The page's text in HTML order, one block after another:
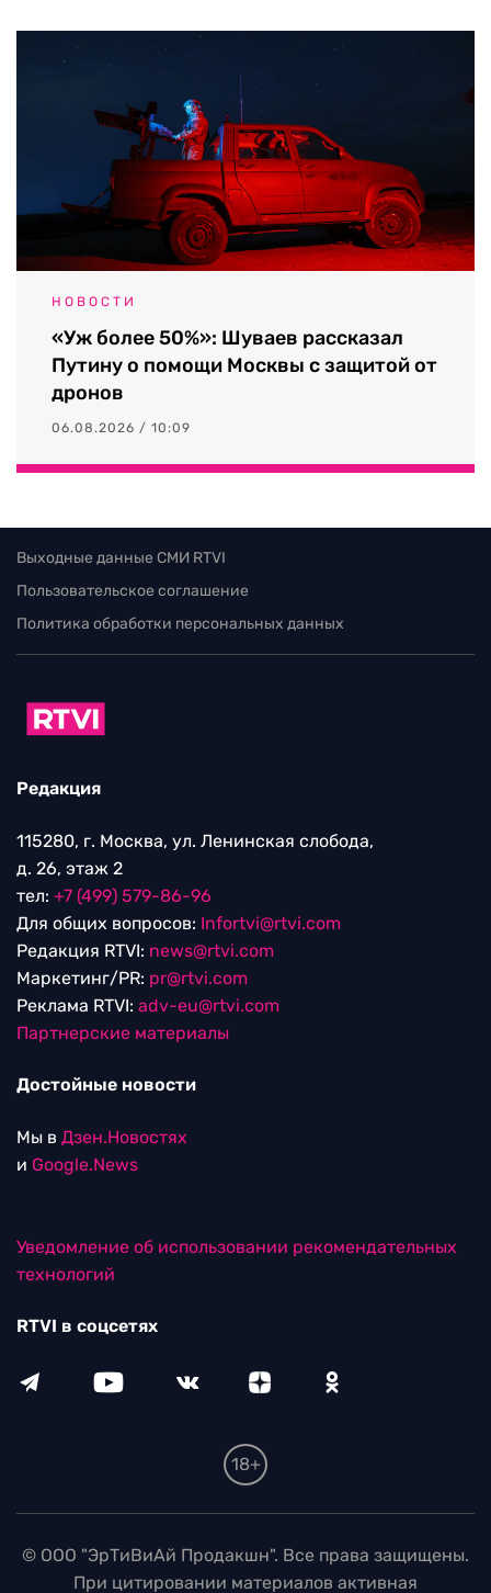
НОВОСТИ
«Уж более 50%»: Шуваев рассказал
Путину о помощи Москвы с защитой от
дронов
06.08.2026 / 10:09
Выходные данные СМИ RTVI
Пользовательское соглашение
Политика обработки персональных данных
Редакция
115280, г. Москва, ул. Ленинская слобода,
д. 26, этаж 2
тел: +7 (499) 579-86-96
Для общих вопросов: Infortvi@rtvi.com
Редакция RTVI: news@rtvi.com
Маркетинг/PR: pr@rtvi.com
Реклама RTVI: adv-eu@rtvi.com
Партнерские материалы
Достойные новости
Мы в Дзен.Новостях
и Google.News
Уведомление об использовании рекомендательных
технологий
RTVI в соцсетях
18+
© ООО "ЭрТиВиАй Продакшн". Все права защищены.
При цитировании материалов активная